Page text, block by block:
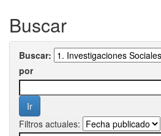
Buscar
Buscar:
por
Filtros actuales: